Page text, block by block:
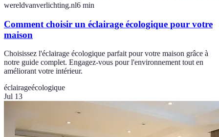
wereldvanverlichting.nl6 min
Comment choisir un éclairage écologique pour votre
maison
Choisissez l'éclairage écologique parfait pour votre maison grâce à
notre guide complet. Engagez-vous pour l'environnement tout en
améliorant votre intérieur.
éclairageécologique
Jul 13